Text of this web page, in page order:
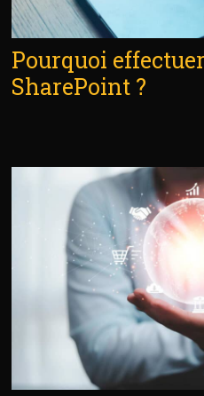
Pourquoi
SharePoint ?